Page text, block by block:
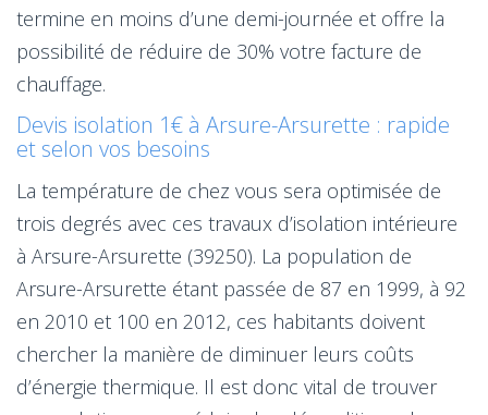
termine en moins d’une demi-journée et offre la
possibilité de réduire de 30% votre facture de
chauffage.
Devis isolation 1€ à Arsure-Arsurette : rapide
et selon vos besoins
La température de chez vous sera optimisée de
trois degrés avec ces travaux d’isolation intérieure
à Arsure-Arsurette (39250). La population de
Arsure-Arsurette étant passée de 87 en 1999, à 92
en 2010 et 100 en 2012, ces habitants doivent
chercher la manière de diminuer leurs coûts
d’énergie thermique. Il est donc vital de trouver